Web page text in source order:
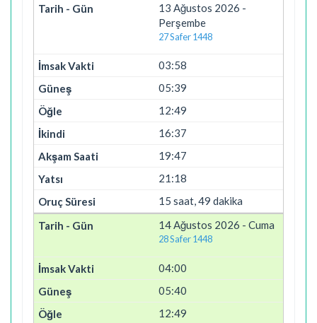
13 Ağustos 2026 -
Perşembe
27 Safer 1448
03:58
05:39
12:49
16:37
19:47
21:18
15 saat, 49 dakika
14 Ağustos 2026 - Cuma
28 Safer 1448
04:00
05:40
12:49